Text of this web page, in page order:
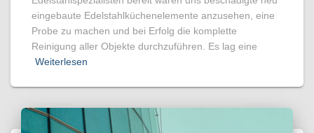
eingebaute Edelstahlküchenelemente anzusehen, eine
Probe zu machen und bei Erfolg die komplette
Reinigung aller Objekte durchzuführen. Es lag eine
Weiterlesen